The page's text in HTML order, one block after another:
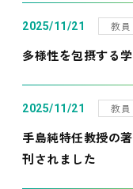
2025/11/21 教員
多様性を包摂する
2025/11/21 教員
手島純特任教授の
刊されました